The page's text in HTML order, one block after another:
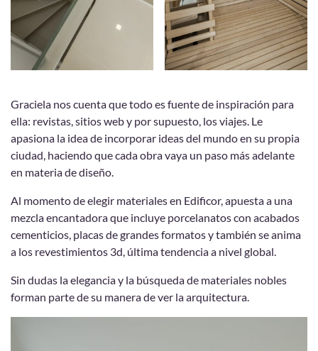
Graciela nos cuenta que todo es fuente de inspiración para
ella: revistas, sitios web y por supuesto, los viajes. Le
apasiona la idea de incorporar ideas del mundo en su propia
ciudad, haciendo que cada obra vaya un paso más adelante
en materia de diseño.
Al momento de elegir materiales en Edificor, apuesta a una
mezcla encantadora que incluye porcelanatos con acabados
cementicios, placas de grandes formatos y también se anima
a los revestimientos 3d, última tendencia a nivel global.
Sin dudas la elegancia y la búsqueda de materiales nobles
forman parte de su manera de ver la arquitectura.